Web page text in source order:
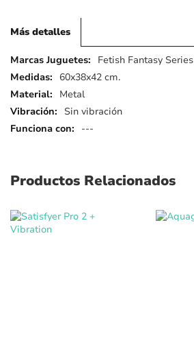
Más detalles
Más
detalles
Fetish Fantasy Series
60x38x42 cm.
Metal
Sin vibración
---
Productos Relacionados